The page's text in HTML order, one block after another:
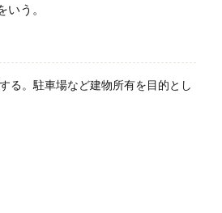
う。
る。駐車場など建物所有を目的とし